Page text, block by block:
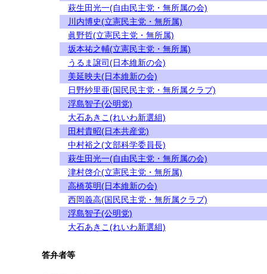
萩生田光一(自由民主党・無所属の会)
川内博史(立憲民主党・無所属)
眞野哲(立憲民主党・無所属)
坂本祐之輔(立憲民主党・無所属)
うるま譲司(日本維新の会)
美延映夫(日本維新の会)
日野紗里亜(国民民主党・無所属クラブ)
浮島智子(公明党)
大石あきこ(れいわ新選組)
田村貴昭(日本共産党)
中村裕之(文部科学委員長)
萩生田光一(自由民主党・無所属の会)
津村啓介(立憲民主党・無所属)
高橋英明(日本維新の会)
西岡義高(国民民主党・無所属クラブ)
浮島智子(公明党)
大石あきこ(れいわ新選組)
答弁者等